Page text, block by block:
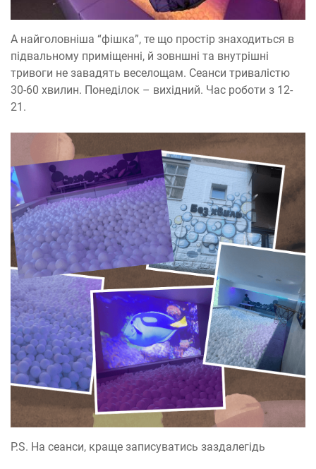
А найголовніша “фішка”, те що простір знаходиться в
підвальному приміщенні, й зовншні та внутрішні
тривоги не завадять веселощам. Сеанси тривалістю
30-60 хвилин. Понеділок – вихідний. Час роботи з 12-
21.
P.S. На сеанси, краще записуватись заздалегідь